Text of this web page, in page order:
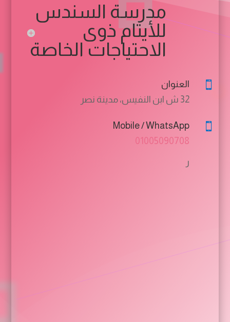
مدرسة السندس
للأيتام ذوى
الاحتياجات الخاصة

العنوان
32 ش ابن النفيس، مدينة نصر

Mobile / WhatsApp
01005090708
ر